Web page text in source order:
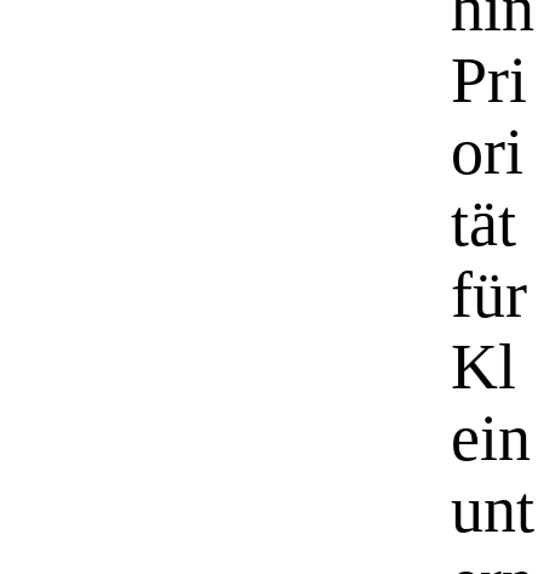
Pri
ori
tät
für
Kl
ein
unt